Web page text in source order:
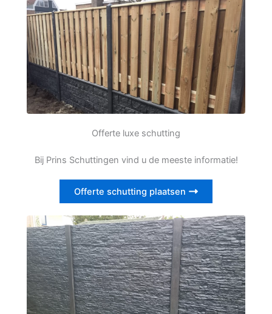
Offerte luxe schutting
Bij Prins Schuttingen vind u de meeste informatie!
Offerte schutting plaatsen